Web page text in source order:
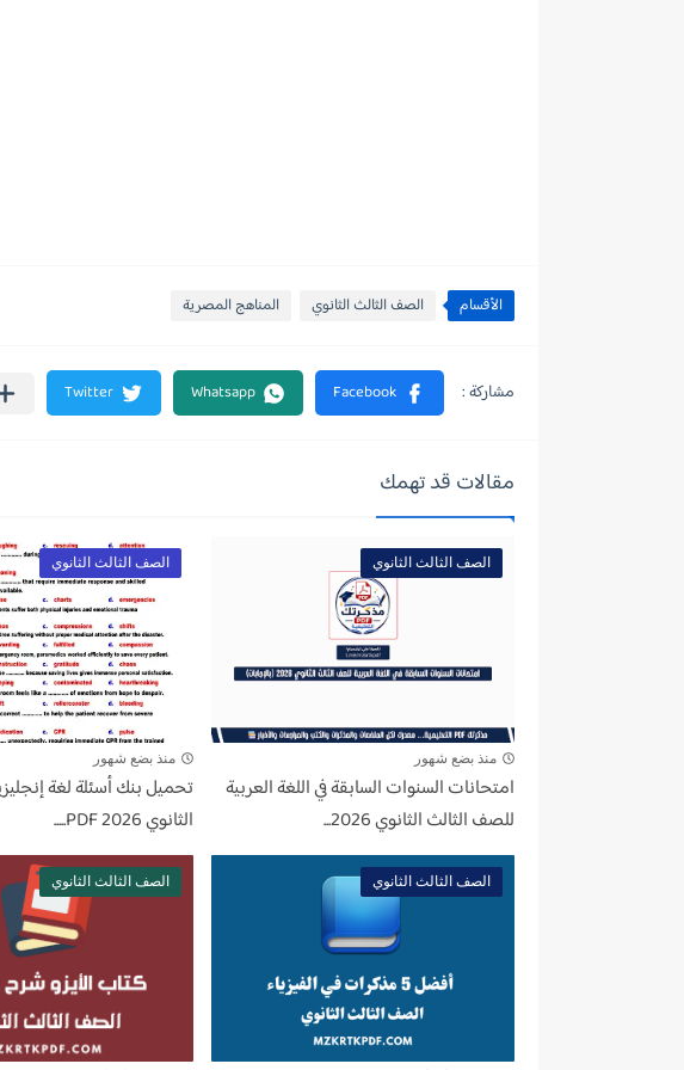
الأقسام الصف الثالث الثانوي المناهج المصرية
مقالات قد تهمك
الصف الثالث الثانوي
منذ بضع شهور
امتحانات السنوات السابقة في اللغة العربية
للصف الثالث الثانوي 2026...
الصف الثالث الثانوي
منذ بضع شهور
تحميل بنك أسئلة لغة
الثانوي 2026 PDF.....
الصف الثالث الثانوي الصف الثالث الثانوي